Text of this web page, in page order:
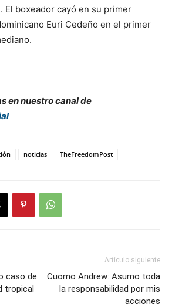
El boxeador cayó en su primer
Euri Cedeño en el primer
en nuestro canal de
noticias TheFreedomPost
caso de
tropical
Artículo siguiente
Cuomo Andrew: Asumo toda
la responsabilidad por mis
acciones